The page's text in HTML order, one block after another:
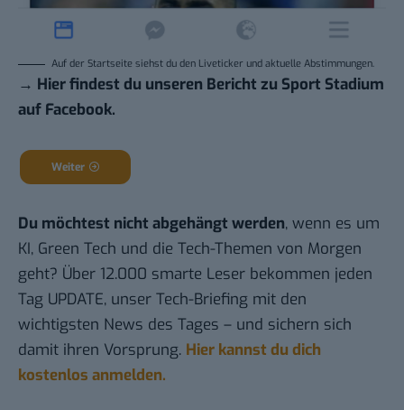
Auf der Startseite siehst du den Liveticker und aktuelle Abstimmungen.
→ Hier findest du unseren Bericht zu Sport Stadium
auf Facebook.
Weiter
Du möchtest nicht abgehängt werden, wenn es um
KI, Green Tech und die Tech-Themen von Morgen
geht? Über 12.000 smarte Leser bekommen jeden
Tag UPDATE, unser Tech-Briefing mit den
wichtigsten News des Tages – und sichern sich
damit ihren Vorsprung. Hier kannst du dich
kostenlos anmelden.